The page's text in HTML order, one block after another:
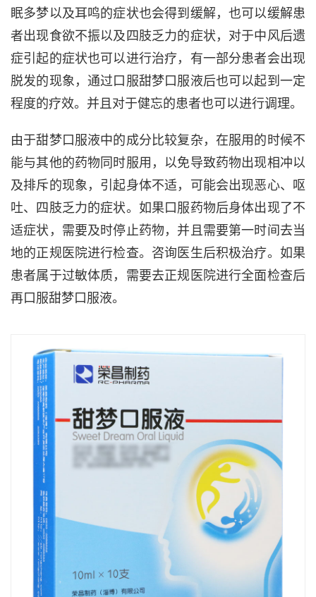
眠多梦以及耳鸣的症状也会得到缓解，也可以缓解患
者出现食欲不振以及四肢乏力的症状，对于中风后遗
症引起的症状也可以进行治疗，有一部分患者会出现
脱发的现象，通过口服甜梦口服液后也可以起到一定
程度的疗效。并且对于健忘的患者也可以进行调理。
由于甜梦口服液中的成分比较复杂，在服用的时候不
能与其他的药物同时服用，以免导致药物出现相冲以
及排斥的现象，引起身体不适，可能会出现恶心、呕
吐、四肢乏力的症状。如果口服药物后身体出现了不
适症状，需要及时停止药物，并且需要第一时间去当
地的正规医院进行检查。咨询医生后积极治疗。如果
患者属于过敏体质，需要去正规医院进行全面检查后
再口服甜梦口服液。